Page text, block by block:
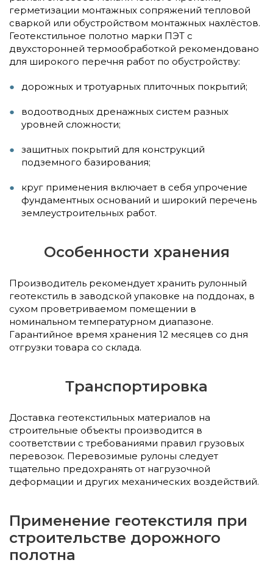
герметизации монтажных сопряжений тепловой
сваркой или обустройством монтажных нахлёстов.
Геотекстильное полотно марки ПЭТ с
двухсторонней термообработкой рекомендовано
для широкого перечня работ по обустройству:
дорожных и тротуарных плиточных покрытий;
водоотводных дренажных систем разных
уровней сложности;
защитных покрытий для конструкций
подземного базирования;
круг применения включает в себя упрочение
фундаментных оснований и широкий перечень
землеустроительных работ.
Особенности хранения
Производитель рекомендует хранить рулонный
геотекстиль в заводской упаковке на поддонах, в
сухом проветриваемом помещении в
номинальном температурном диапазоне.
Гарантийное время хранения 12 месяцев со дня
отгрузки товара со склада.
Транспортировка
Доставка геотекстильных материалов на
строительные объекты производится в
соответствии с требованиями правил грузовых
перевозок. Перевозимые рулоны следует
тщательно предохранять от нагрузочной
деформации и других механических воздействий.
Применение геотекстиля при
строительстве дорожного
полотна